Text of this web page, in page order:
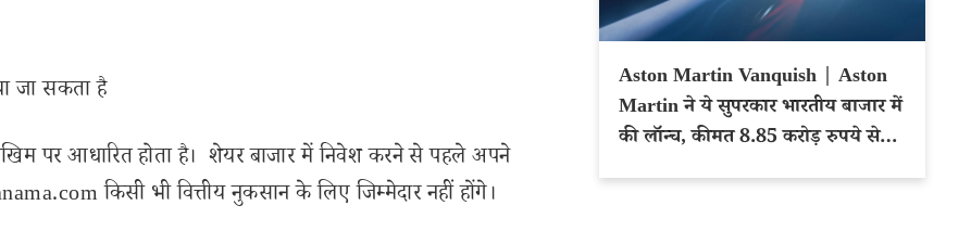
जा सकता है
पर आधारित होता है। शेयर बाजार में निवेश करने से पहले अपने
किसी भी वित्तीय नुकसान के लिए जिम्मेदार नहीं होंगे।
Aston Martin Vanquish | Aston
Martin ने ये सुपरकार भारतीय बाजार में
की लॉन्च, कीमत 8.85 करोड़ रुपये से